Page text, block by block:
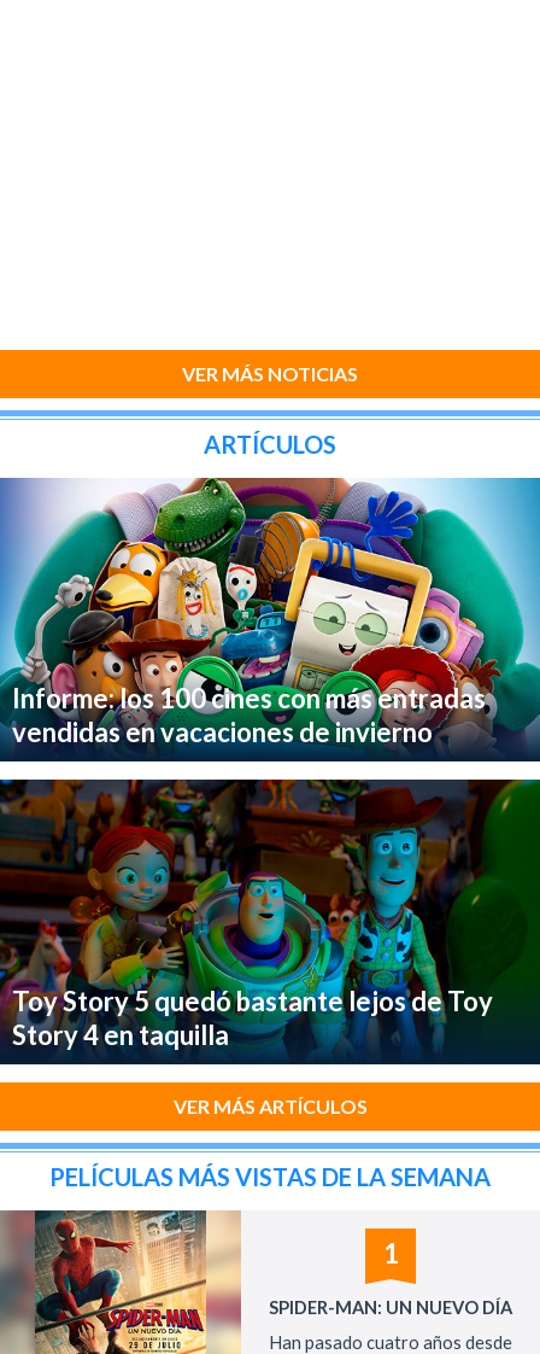
VER MÁS NOTICIAS
ARTÍCULOS
Informe: los 100 cines con más entradas
vendidas en vacaciones de invierno
Toy Story 5 quedó bastante lejos de Toy
Story 4 en taquilla
VER MÁS ARTÍCULOS
PELÍCULAS MÁS VISTAS DE LA SEMANA
1
SPIDER-MAN: UN NUEVO DÍA
Han pasado cuatro años desde